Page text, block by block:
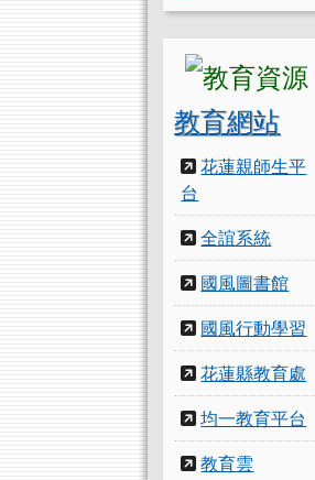
教育網站
花蓮親師生平
台
全誼系統
國風圖書館
國風行動學習
花蓮縣教育處
均一教育平台
教育雲